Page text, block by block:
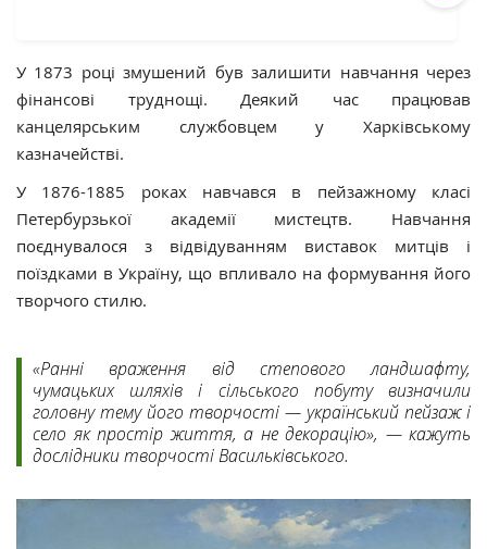
У 1873 році змушений був залишити навчання через
фінансові труднощі. Деякий час працював
канцелярським службовцем у Харківському
казначействі.
У 1876-1885 роках навчався в пейзажному класі
Петербурзької академії мистецтв. Навчання
поєднувалося з відвідуванням виставок митців і
поїздками в Україну, що впливало на формування його
творчого стилю.
«Ранні враження від степового ландшафту,
чумацьких шляхів і сільського побуту визначили
головну тему його творчості — український пейзаж і
село як простір життя, а не декорацію», — кажуть
дослідники творчості Васильківського.